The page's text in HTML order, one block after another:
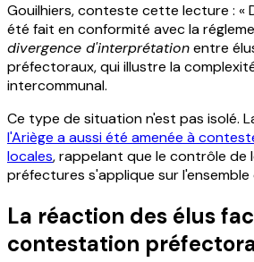
Gouilhiers, conteste cette lecture :
été fait en conformité avec la
divergence d'interprétationentre
préfectoraux, qui illustre la
intercommunal.
Ce type de situation n'est pas isolé.
l'Ariège a aussi été amenée à
locales, rappelant que le contrôle de
préfectures s'applique sur
La réaction des élus
contestation